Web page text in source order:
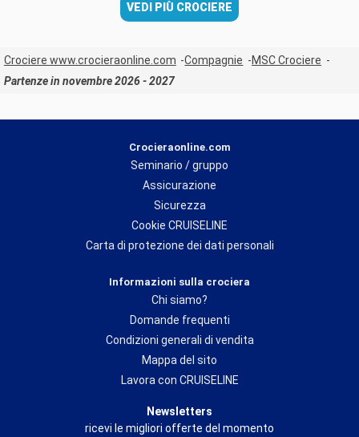
VEDI PIÙ CROCIERE
Crociere www.crocieraonline.com Compagnie
MSC Crociere
Partenze in novembre 2026 - 2027
Crocieraonline.com
Seminario / gruppo
Assicurazione
Sicurezza
Cookie CRUISELINE
Carta di protezione dei dati personali
Informazioni sulla crociera
Chi siamo?
Domande frequenti
Condizioni generali di vendita
Mappa del sito
Lavora con CRUISELINE
Newsletters
ricevi le migliori offerte del momento